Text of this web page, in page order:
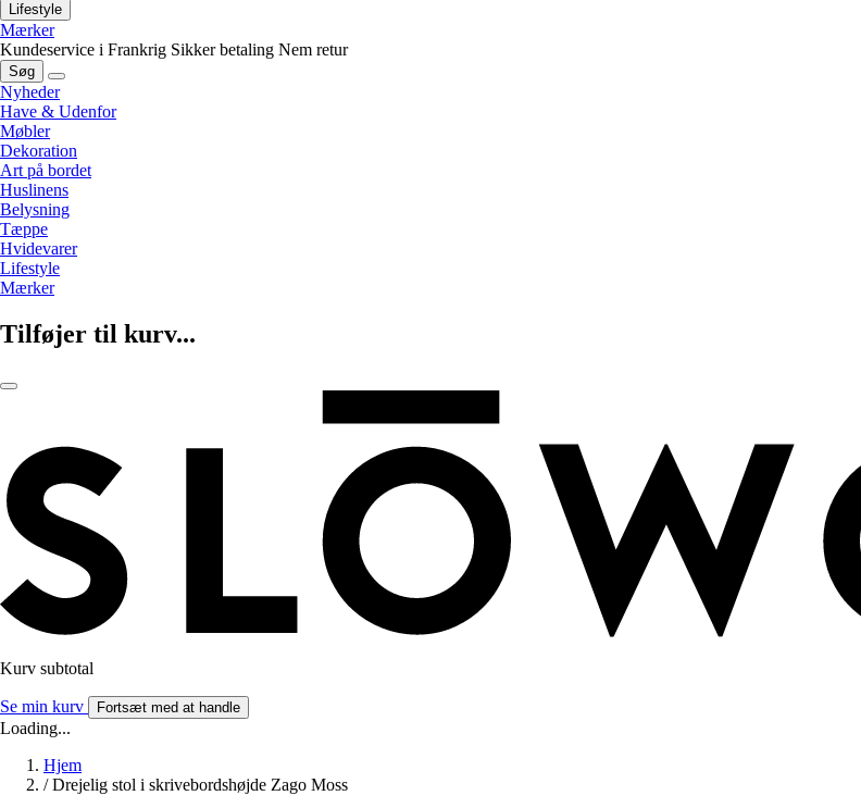
Lifestyle
Mærker
Kundeservice i Frankrig Sikker betaling Nem retur
Søg
Nyheder
Have & Udenfor
Møbler
Dekoration
Art på bordet
Huslinens
Belysning
Tæppe
Hvidevarer
Lifestyle
Mærker
Tilføjer til kurv...
Kurv subtotal
Se min kurv Fortsæt med at handle
Loading...
Hjem
/ Drejelig stol i skrivebordshøjde Zago Moss